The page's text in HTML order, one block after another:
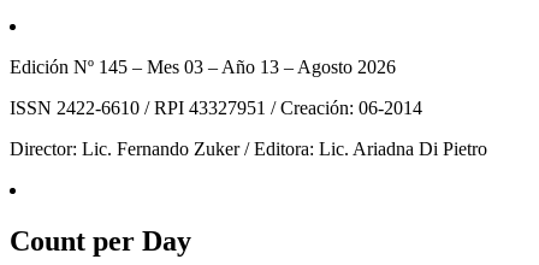
Edición Nº 145 – Mes 03 – Año 13 – Agosto 2026
ISSN 2422-6610 / RPI 43327951 / Creación: 06-2014
Director: Lic. Fernando Zuker / Editora: Lic. Ariadna Di Pietro
Count per Day